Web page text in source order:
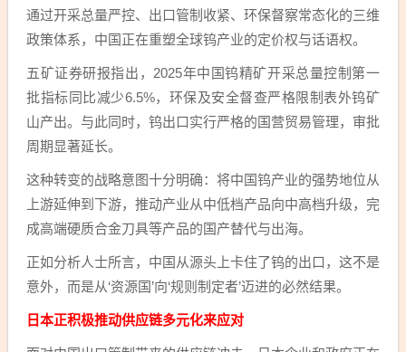
通过开采总量严控、出口管制收紧、环保督察常态化的三维
政策体系，中国正在重塑全球钨产业的定价权与话语权。
五矿证券研报指出，2025年中国钨精矿开采总量控制第一
批指标同比减少6.5%，环保及安全督查严格限制表外钨矿
山产出。与此同时，钨出口实行严格的国营贸易管理，审批
周期显著延长。
这种转变的战略意图十分明确：将中国钨产业的强势地位从
上游延伸到下游，推动产业从中低档产品向中高档升级，完
成高端硬质合金刀具等产品的国产替代与出海。
正如分析人士所言，中国从源头上卡住了钨的出口，这不是
意外，而是从‘资源国’向‘规则制定者’迈进的必然结果。
日本正积极推动供应链多元化来应对